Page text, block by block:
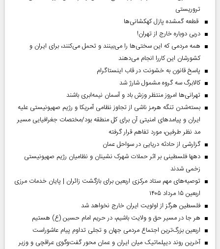
تروریستی
قطعه گمشده پازل کهکشانی‌ها
دربی دوباره خارج از تهران!
همه مردمی که این سختی‌ها را می‌بینند و تحمل می‌کنند، برای ایران و
کشورشان این کاررا انجام می‌دهند
پاسخ قانون به خشونت در قاب اینستاگرام
کالابرگ سه گروه مشمول شارژ شد
تهرانی‌ها امروز منتظر وزش باد و آسمان نیمه‌ابری باشند
بسته‌شدن تنگه هرمز ناشی از تجاوز نظامی آمریکا و رژیم صهیونیستی علیه
ایران و پیامد‌های امنیتی آن برای کل منطقه بود/مختصات جغرافیایی مسیر
مد نظر طرفین، مورد تفاهم قرار گرفته
گزارشی از حادثه دریایی در سواحل عمان
دهها فلسطینی بر اثر حملات شهرک نشینان و نظامیان رژیم صهیونیستی
زخمی شدند
توصیه‌های مهم ستاد مرکزی اربعین برای بازگشت زائران | پایان خدمات مرزی
اربعین ۱۵ مرداد ۱۴۰۵
فلسطین هرگز از اولویت ایران خارج نخواهد شد
هر جا در مسیر حق و ولایت باشیم، در حریم امام حسین (ع) هستیم
اربعین بزرگ‌ترین اجتماع مردمی جهان و تجلی تداوم پیام عاشوراست
آخرین روند دیپلماتیک میان ایران و عمان محور گفت‌وگوی عراقچی و وزیر